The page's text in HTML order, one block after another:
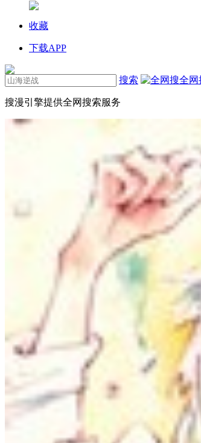
收藏
下载APP
搜索 全网
搜漫引擎提供全网搜索服务